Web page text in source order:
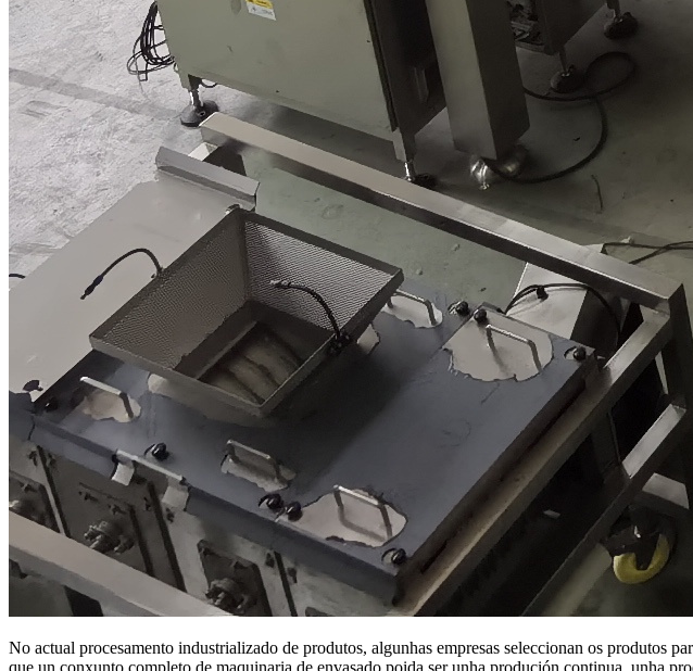
No actual procesamento industrializado de produtos, algunhas empresas seleccionan os produtos